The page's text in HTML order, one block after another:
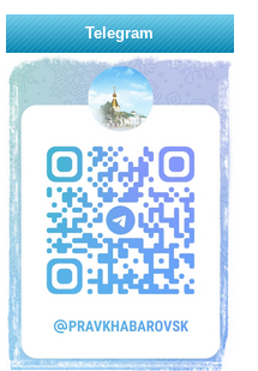
Telegram